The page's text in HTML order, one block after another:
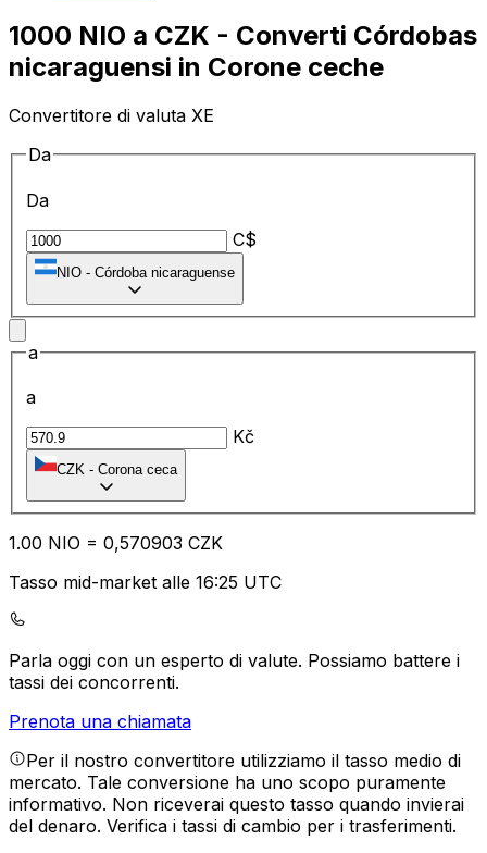
1000 NIO a CZK - Converti Córdobas
nicaraguensi in Corone ceche
Convertitore di valuta XE
Da
Da
C$
NIO - Córdoba nicaraguense
a
a
Kč
CZK - Corona ceca
1.00 NIO = 0,570903 CZK
Tasso mid-market alle 16:25 UTC
Parla oggi con un esperto di valute. Possiamo battere i
tassi dei concorrenti.
Prenota una chiamata
Per il nostro convertitore utilizziamo il tasso medio di
mercato. Tale conversione ha uno scopo puramente
informativo. Non riceverai questo tasso quando invierai
del denaro. Verifica i tassi di cambio per i trasferimenti.